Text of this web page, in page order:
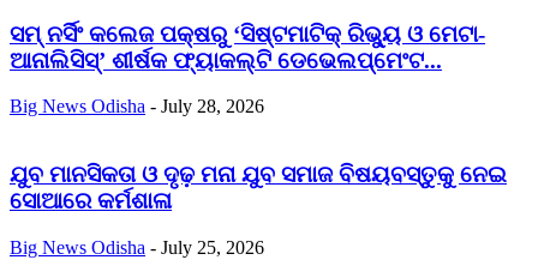
ସମ୍ ନର୍ସିଂ କଲେଜ ପକ୍ଷରୁ ‘ସିଷ୍ଟମାଟିକ୍ ରିଭ୍ୟୁ ଓ ମେଟା-
ଆନାଲିସିସ୍‌’ ଶୀର୍ଷକ ଫ୍ୟାକଲ୍ଟି ଡେଭେଲପ୍‌ମେଂଟ...
Big News Odisha - July 28, 2026
ଯୁବ ମାନସିକତା ଓ ଦୃଢ଼ ମନା ଯୁବ ସମାଜ ବିଷୟବସ୍ତୁକୁ ନେଇ
ସୋଆରେ କର୍ମଶାଳା
Big News Odisha - July 25, 2026